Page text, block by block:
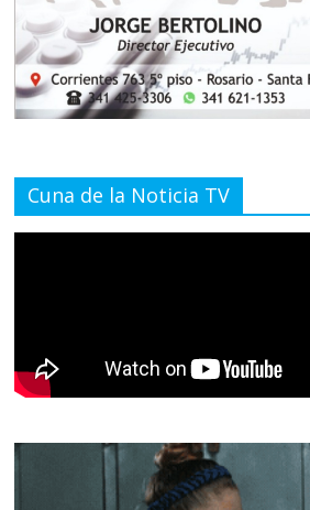
Cuna de la Noticia TV